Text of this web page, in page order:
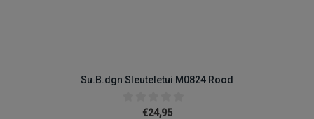
Su.B.dgn Sleuteletui M0824 Rood
€24,95